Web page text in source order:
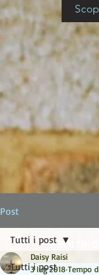
EDITING E
Post
Tutti i post
Tutti i post
Daisy Raisi
3 lug 2018 Tempo